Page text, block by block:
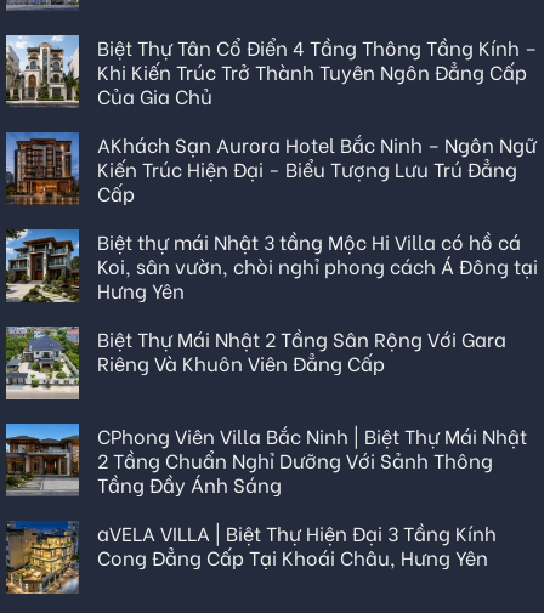
Biệt Thự Tân Cổ Điển 4 Tầng Thông Tầng Kính –
Khi Kiến Trúc Trở Thành Tuyên Ngôn Đẳng Cấp
Của Gia Chủ
AKhách Sạn Aurora Hotel Bắc Ninh – Ngôn Ngữ
Kiến Trúc Hiện Đại - Biểu Tượng Lưu Trú Đẳng
Cấp
Biệt thự mái Nhật 3 tầng Mộc Hi Villa có hồ cá
Koi, sân vườn, chòi nghỉ phong cách Á Đông tại
Hưng Yên
Biệt Thự Mái Nhật 2 Tầng Sân Rộng Với Gara
Riêng Và Khuôn Viên Đẳng Cấp
CPhong Viên Villa Bắc Ninh | Biệt Thự Mái Nhật
2 Tầng Chuẩn Nghỉ Dưỡng Với Sảnh Thông
Tầng Đầy Ánh Sáng
aVELA VILLA | Biệt Thự Hiện Đại 3 Tầng Kính
Cong Đẳng Cấp Tại Khoái Châu, Hưng Yên